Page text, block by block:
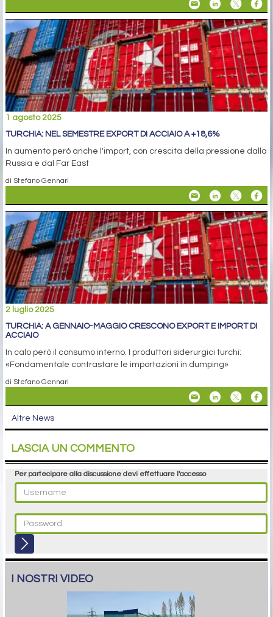
1 agosto 2025
TURCHIA: NEL SEMESTRE EXPORT DI ACCIAIO A +18,6%
In aumento però anche l'import, con crescita della pressione dalla
Russia e dal Far East
di Stefano Gennari
2 luglio 2025
TURCHIA: A GENNAIO-MAGGIO CRESCONO EXPORT E IMPORT DI
ACCIAIO
In calo però il consumo interno. I produttori siderurgici turchi:
«Fondamentale contrastare le importazioni in dumping»
di Stefano Gennari
Altre News
LASCIA UN COMMENTO
Per partecipare alla discussione devi effettuare l'accesso
I NOSTRI VIDEO